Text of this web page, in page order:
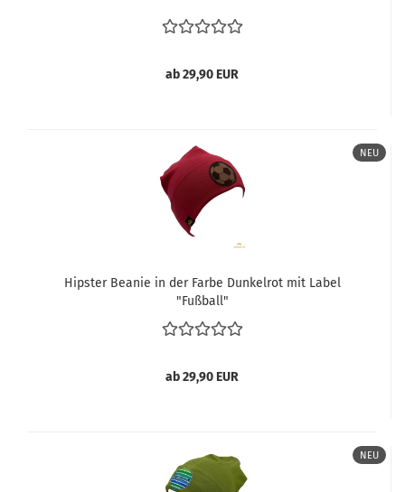
ab 29,90 EUR
NEU
Hipster Beanie in der Farbe Dunkelrot mit Label
"Fußball"
ab 29,90 EUR
NEU